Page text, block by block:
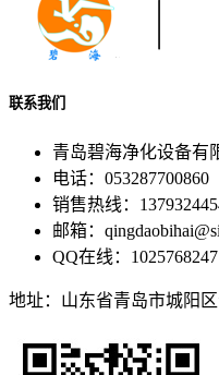
联系我们
青岛碧海净化设备有
电话：053287700860
销售热线：
邮箱：
QQ在线：1025768247
地址：山东省青岛市城阳